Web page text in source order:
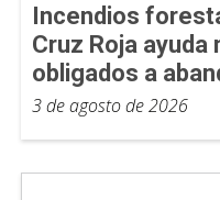
Incendios
Cruz Roja
obligados a
3 de agosto de 2026